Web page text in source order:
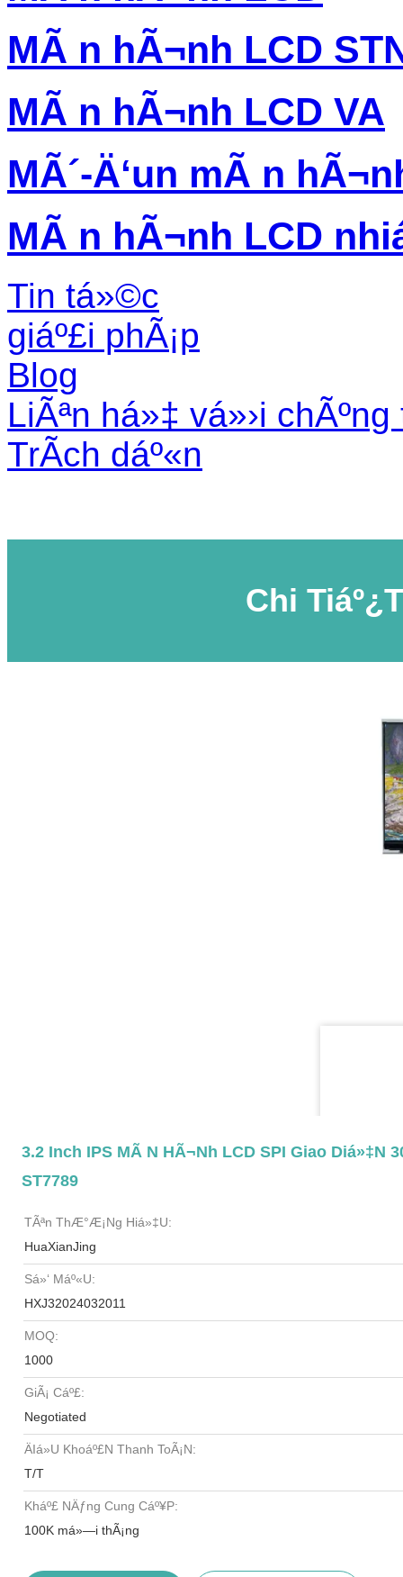
MÃ n hÃ¬nh LCD
MÃ n hÃ¬nh LCD VA
MÃ´-Ä‘un mÃ n
MÃ n hÃ¬nh LCD
Tin tá»©c
giáº£i phÃ¡p
Blog
LiÃªn há»‡ vá»›i chÃºng
TrÃ­ch dáº«n
Chi
3.2 Inch IPS MÃ N HÃ¬nh LCD SPI Giao Diá»‡n
ST7789
TÃªn ThÆ°Æ¡ng Hiá»‡u:
HuaXianJing
Sá»‘ Máº«u:
HXJ32024032011
MOQ:
1000
GiÃ¡ Cáº£:
Negotiated
Äiá»u Khoáº£n Thanh ToÃ¡n:
T/T
Kháº£ NÄƒng Cung Cáº¥p:
100K má»—i thÃ¡ng